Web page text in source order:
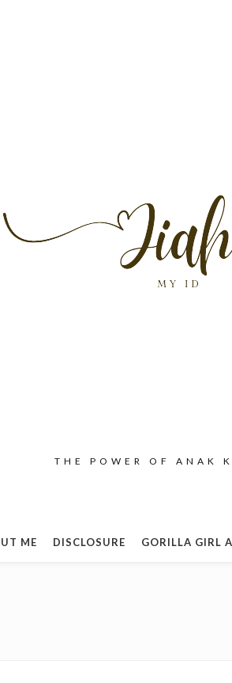
THE POWER OF ANAK
ME DISCLOSURE GORILLA GIRL